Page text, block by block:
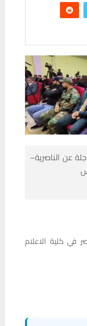
عن الناصرية–
في كلية الاعلام